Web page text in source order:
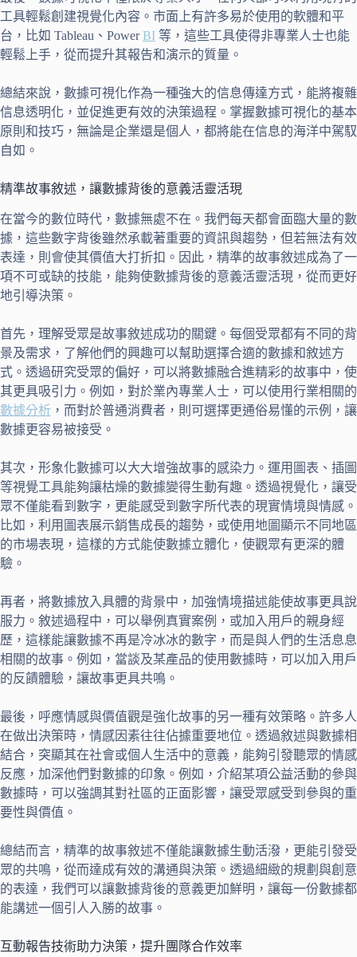
工具輕鬆創建視覺化內容。市面上有許多易於使用的軟體和平
台，比如 Tableau、PowerBI 等，這些工具使得非專業人士也能
輕鬆上手，從而提升其報告和演示的質量。
總結來說，數據可視化作為一種強大的信息傳達方式，能將複雜
信息透明化，並促進更有效的決策過程。掌握數據可視化的基本
原則和技巧，無論是企業還是個人，都將能在信息的海洋中駕馭
自如。
精準故事敘述，讓數據背後的意義活靈活現
在當今的數位時代，數據無處不在。我們每天都會面臨大量的數
據，這些數字背後雖然承載著重要的資訊與趨勢，但若無法有效
表達，則會使其價值大打折扣。因此，精準的故事敘述成為了一
項不可或缺的技能，能夠使數據背後的意義活靈活現，從而更好
地引導決策。
首先，理解受眾是故事敘述成功的關鍵。每個受眾都有不同的背
景及需求，了解他們的興趣可以幫助選擇合適的數據和敘述方
式。透過研究受眾的偏好，可以將數據融合進精彩的故事中，使
其更具吸引力。例如，對於業內專業人士，可以使用行業相關的
數據分析 ，而對於普通消費者，則可選擇更通俗易懂的示例，讓
數據更容易被接受。
其次，形象化數據可以大大增強故事的感染力。運用圖表、插圖
等視覺工具能夠讓枯燥的數據變得生動有趣。透過視覺化，讓受
眾不僅能看到數字，更能感受到數字所代表的現實情境與情感。
比如，利用圖表展示銷售成長的趨勢，或使用地圖顯示不同地區
的市場表現，這樣的方式能使數據立體化，使觀眾有更深的體
驗。
再者，將數據放入具體的背景中，加強情境描述能使故事更具說
服力。敘述過程中，可以舉例真實案例，或加入用戶的親身經
歷，這樣能讓數據不再是冷冰冰的數字，而是與人們的生活息息
相關的故事。例如，當談及某產品的使用數據時，可以加入用戶
的反饋體驗，讓故事更具共鳴。
最後，呼應情感與價值觀是強化故事的另一種有效策略。許多人
在做出決策時，情感因素往往佔據重要地位。透過敘述與數據相
結合，突顯其在社會或個人生活中的意義，能夠引發聽眾的情感
反應，加深他們對數據的印象。例如，介紹某項公益活動的參與
數據時，可以強調其對社區的正面影響，讓受眾感受到參與的重
要性與價值。
總結而言，精準的故事敘述不僅能讓數據生動活潑，更能引發受
眾的共鳴，從而達成有效的溝通與決策。透過細緻的規劃與創意
的表達，我們可以讓數據背後的意義更加鮮明，讓每一份數據都
能講述一個引人入勝的故事。
互動報告技術助力決策，提升團隊合作效率